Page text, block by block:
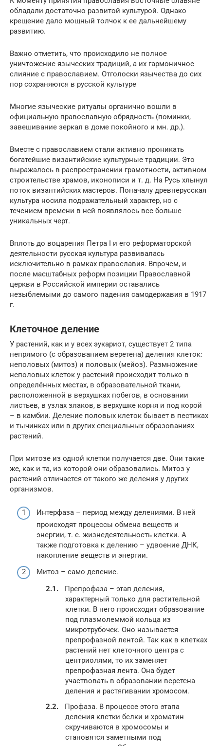
обладали достаточно развитой культурой. Однако
крещение дало мощный толчок к ее дальнейшему
развитию.
Важно отметить, что происходило не полное
уничтожение языческих традиций, а их гармоничное
слияние с православием. Отголоски язычества до сих
пор сохраняются в русской культуре
Многие языческие ритуалы органично вошли в
официальную православную обрядность (поминки,
завешивание зеркал в доме покойного и мн. др.).
Вместе с православием стали активно проникать
богатейшие византийские культурные традиции. Это
выражалось в распространении грамотности, активном
строительстве храмов, иконописи и т. д. На Русь хлынул
поток византийских мастеров. Поначалу древнерусская
культура носила подражательный характер, но с
течением времени в ней появлялось все больше
уникальных черт.
Вплоть до воцарения Петра I и его реформаторской
деятельности русская культура развивалась
исключительно в рамках православия. Впрочем, и
после масштабных реформ позиции Православной
церкви в Российской империи оставались
незыблемыми до самого падения самодержавия в 1917
г.
Клеточное деление
У растений, как и у всех эукариот, существует 2 типа
непрямого (с образованием веретена) деления клеток:
неполовых (митоз) и половых (мейоз). Размножение
неполовых клеток у растений происходит только в
определённых местах, в образовательной ткани,
расположенной в верхушках побегов, в основании
листьев, в узлах злаков, в верхушке корня и под корой
– в камбии. Деление половых клеток бывает в пестиках
и тычинках или в других специальных образованиях
растений.
При митозе из одной клетки получается две. Они такие
же, как и та, из которой они образовались. Митоз у
растений отличается от такого же деления у других
организмов.
Интерфаза – период между делениями. В ней
происходят процессы обмена веществ и
энергии, т. е. жизнедеятельность клетки. А
также подготовка к делению – удвоение ДНК,
накопление веществ и энергии.
Митоз – само деление.
Препрофаза – этап деления,
характерный только для растительной
клетки. В него происходит образование
под плазмолеммой кольца из
микротрубочек. Оно называется
препрофазной лентой. Так как в клетках
растений нет клеточного центра с
центриолями, то их заменяет
препрофазная лента. Она будет
участвовать в образовании веретена
деления и растягивании хромосом.
Профаза. В процессе этого этапа
деления клетки белки и хроматин
скручиваются в хромосомы и
становятся заметными под